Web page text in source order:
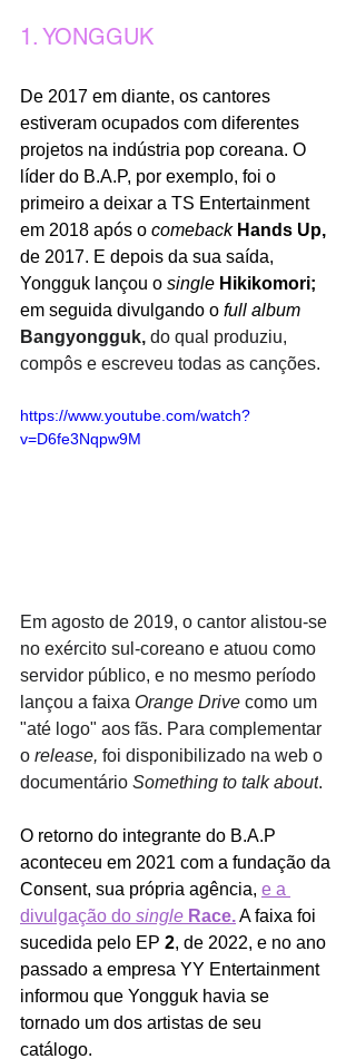
1. YONGGUK
De 2017 em diante, os cantores
estiveram ocupados com diferentes
projetos na indústria pop coreana. O
líder do B.A.P, por exemplo, foi o
primeiro a deixar a TS Entertainment
em 2018 após o comeback Hands Up,
de 2017. E depois da sua saída,
Yongguk lançou o single Hikikomori;
em seguida divulgando o full album
Bangyongguk, do qual produziu,
compôs e escreveu todas as canções.
https://www.youtube.com/watch?
v=D6fe3Nqpw9M
Em agosto de 2019, o cantor alistou-se
no exército sul-coreano e atuou como
servidor público, e no mesmo período
lançou a faixa Orange Drive como um
"até logo" aos fãs. Para complementar
o release, foi disponibilizado na web o
documentário Something to talk about.
O retorno do integrante do B.A.P
aconteceu em 2021 com a fundação da
Consent, sua própria agência, e a
divulgação do single Race. A faixa foi
sucedida pelo EP 2, de 2022, e no ano
passado a empresa YY Entertainment
informou que Yongguk havia se
tornado um dos artistas de seu
catálogo.